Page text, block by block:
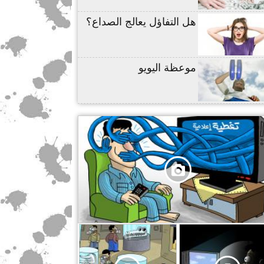
هل التفاؤل يعالج الصداع؟
موعظة اليويو
,